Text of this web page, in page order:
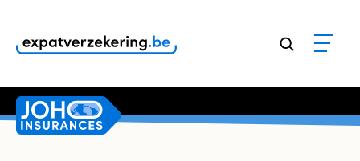
Klanten geven onze dienstverlening een